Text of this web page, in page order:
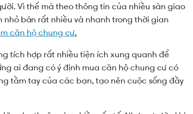
Vì thế mà theo thông tin của nhiều sàn giao
bán rất nhiều và nhanh trong thời gian
căn hộ chung cư.
tích hợp rất nhiều tiện ích xung quanh để
ai đang có ý định mua căn hộ chung cư có
tầm tay của các bạn, tạo nên cuộc sống đầy